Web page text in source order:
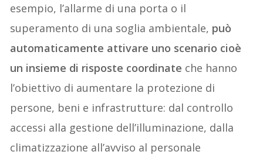
esempio, l’allarme di una porta o il
superamento di una soglia ambientale, può
automaticamente attivare uno scenario cioè
un insieme di risposte coordinate che hanno
l’obiettivo di aumentare la protezione di
persone, beni e infrastrutture: dal controllo
accessi alla gestione dell’illuminazione, dalla
climatizzazione all’avviso al personale